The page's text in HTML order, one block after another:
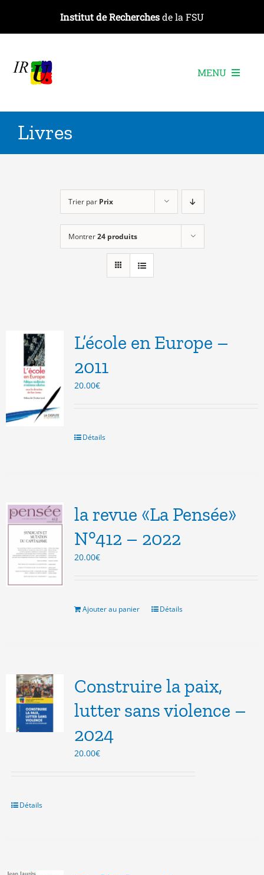
contenu
Institut de Recherchesde la FSU
MENU
Les recherches
Les événements
Livres
Trier par Prix
Montrer24 produits
L’école en Europe –
2011
20.00€
Détails
la revue «La Pensée»
N°412 – 2022
20.00€
Ajouter au panier Détails
Construire la paix,
lutter sans violence –
2024
20.00€
Détails